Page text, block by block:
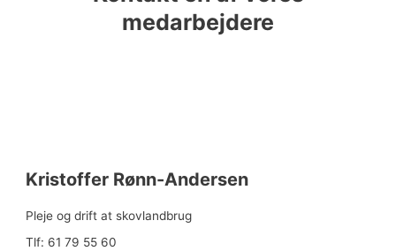
medarbejdere
Kristoffer Rønn-Andersen
Pleje og drift at skovlandbrug
Tlf: 61 79 55 60